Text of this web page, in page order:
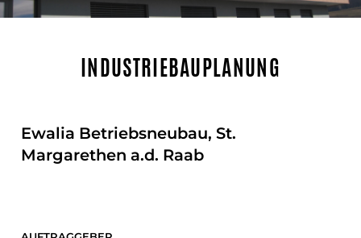
INDUSTRIEBAUPLANUNG
Ewalia Betriebsneubau, St.
Margarethen a.d. Raab